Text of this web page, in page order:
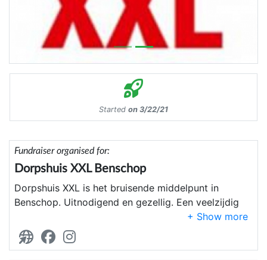
Started on 3/22/21
Fundraiser organised for:
Dorpshuis XXL Benschop
Dorpshuis XXL is het bruisende middelpunt in
Benschop. Uitnodigend en gezellig. Een veelzijdig
centrum, midden in het dorp, dat inspireert met al
zijn activiteiten.